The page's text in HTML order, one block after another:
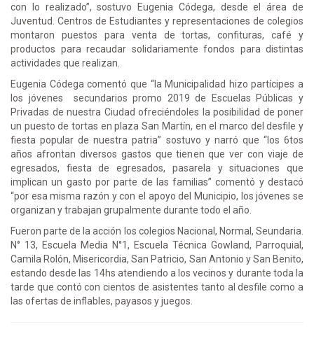
con lo realizado”, sostuvo Eugenia Códega, desde el área de
Juventud. Centros de Estudiantes y representaciones de colegios
montaron puestos para venta de tortas, confituras, café y
productos para recaudar solidariamente fondos para distintas
actividades que realizan.
Eugenia Códega comentó que “la Municipalidad hizo partícipes a
los jóvenes secundarios promo 2019 de Escuelas Públicas y
Privadas de nuestra Ciudad ofreciéndoles la posibilidad de poner
un puesto de tortas en plaza San Martín, en el marco del desfile y
fiesta popular de nuestra patria” sostuvo y narró que “los 6tos
años afrontan diversos gastos que tienen que ver con viaje de
egresados, fiesta de egresados, pasarela y situaciones que
implican un gasto por parte de las familias” comentó y destacó
“por esa misma razón y con el apoyo del Municipio, los jóvenes se
organizan y trabajan grupalmente durante todo el año.
Fueron parte de la acción los colegios Nacional, Normal, Seundaria.
N° 13, Escuela Media N°1, Escuela Técnica Gowland, Parroquial,
Camila Rolón, Misericordia, San Patricio, San Antonio y San Benito,
estando desde las 14hs atendiendo a los vecinos y durante toda la
tarde que contó con cientos de asistentes tanto al desfile como a
las ofertas de inflables, payasos y juegos.